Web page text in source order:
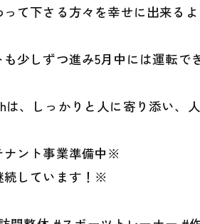
て下さる方々を幸せに出来る
少しずつ進み5月中には運転で
は、しっかりと人に寄り添い、
ント事業準備中※
しています！※